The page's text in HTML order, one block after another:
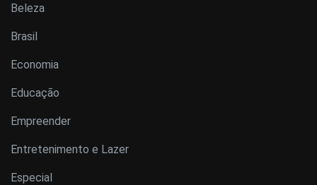
Beleza
Brasil
Economia
Educação
Empreender
Entretenimento e Lazer
Especial